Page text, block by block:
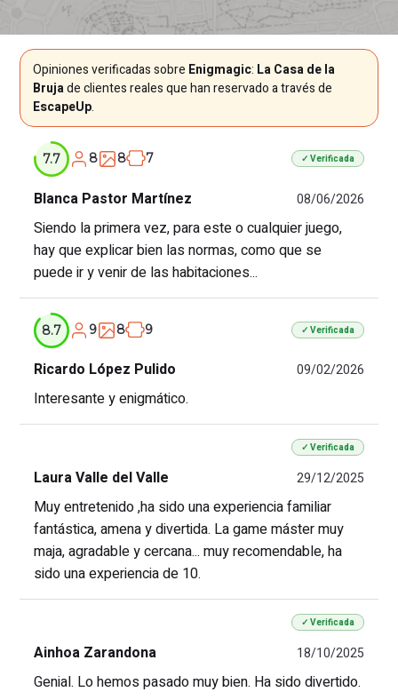
Opiniones verificadas sobre Enigmagic: La Casa de la
Brujade clientes reales que han reservado a través de
EscapeUp.
7.7 8 8 7 ✓ Verificada
Blanca Pastor Martínez 08/06/2026
Siendo la primera vez, para este o cualquier juego,
hay que explicar bien las normas, como que se
puede ir y venir de las habitaciones...
8.7 9 8 9 ✓ Verificada
Ricardo López Pulido 09/02/2026
Interesante y enigmático.
✓ Verificada
Laura Valle del Valle 29/12/2025
Muy entretenido ,ha sido una experiencia familiar
fantástica, amena y divertida. La game máster muy
maja, agradable y cercana... muy recomendable, ha
sido una experiencia de 10.
✓ Verificada
Ainhoa Zarandona 18/10/2025
Genial. Lo hemos pasado muy bien. Ha sido divertido.